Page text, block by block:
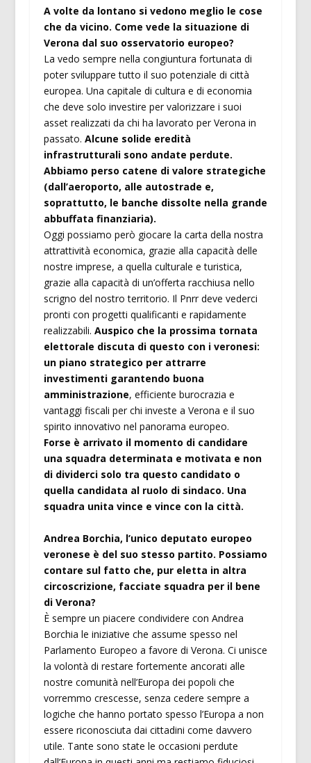
A volte da lontano si vedono meglio le cose
che da vicino. Come vede la situazione di
Verona dal suo osservatorio europeo?
La vedo sempre nella congiuntura fortunata di
poter sviluppare tutto il suo potenziale di città
europea. Una capitale di cultura e di economia
che deve solo investire per valorizzare i suoi
asset realizzati da chi ha lavorato per Verona in
passato. Alcune solide eredità
infrastrutturali sono andate perdute.
Abbiamo perso catene di valore strategiche
(dall’aeroporto, alle autostrade e,
soprattutto, le banche dissolte nella grande
abbuffata finanziaria).
Oggi possiamo però giocare la carta della nostra
attrattività economica, grazie alla capacità delle
nostre imprese, a quella culturale e turistica,
grazie alla capacità di un’offerta racchiusa nello
scrigno del nostro territorio. Il Pnrr deve vederci
pronti con progetti qualificanti e rapidamente
realizzabili. Auspico che la prossima tornata
elettorale discuta di questo con i veronesi:
un piano strategico per attrarre
investimenti garantendo buona
amministrazione, efficiente burocrazia e
vantaggi fiscali per chi investe a Verona e il suo
spirito innovativo nel panorama europeo.
Forse è arrivato il momento di candidare
una squadra determinata e motivata e non
di dividerci solo tra questo candidato o
quella candidata al ruolo di sindaco. Una
squadra unita vince e vince con la città.
Andrea Borchia, l’unico deputato europeo
veronese è del suo stesso partito. Possiamo
contare sul fatto che, pur eletta in altra
circoscrizione, facciate squadra per il bene
di Verona?
È sempre un piacere condividere con Andrea
Borchia le iniziative che assume spesso nel
Parlamento Europeo a favore di Verona. Ci unisce
la volontà di restare fortemente ancorati alle
nostre comunità nell’Europa dei popoli che
vorremmo crescesse, senza cedere sempre a
logiche che hanno portato spesso l’Europa a non
essere riconosciuta dai cittadini come davvero
utile. Tante sono state le occasioni perdute